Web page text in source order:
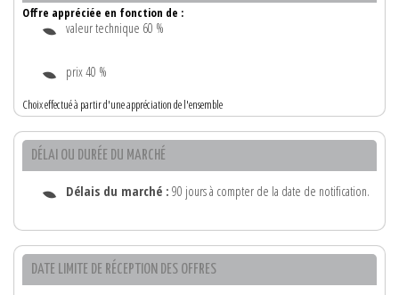
Offre appréciée en fonction de :
valeur technique 60 %
prix 40 %
Choix effectué à partir d'une appréciation de l'ensemble
DÉLAI OU DURÉE DU MARCHÉ
Délais du marché : 90 jours à compter de la date de notification.
DATE LIMITE DE RÉCEPTION DES OFFRES